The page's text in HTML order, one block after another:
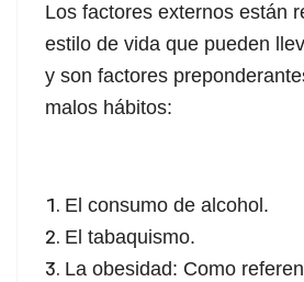
Los factores externos están
estilo de vida que pueden
y son factores
malos hábitos:
El consumo de alcohol.
El tabaquismo.
La obesidad: Como